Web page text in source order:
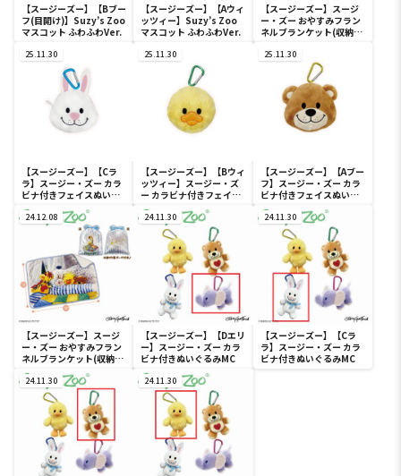
【スージーズー】【Bブー
フ(目開け)】Suzy’s Zoo
マスコット ふわふわVer.
【スージーズー】【Aウィ
ッツィー】Suzy’s Zoo
マスコット ふわふわVer.
【スージーズー】スージ
ー・ズー おやすみフラン
ネルブランケット(収納巾
25.11.30
【スージーズー】【Cラ
ラ】スージー・ズー カラ
ビナ付きフェイスぬいぐ
るみポーチ
25.11.30
【スージーズー】【Bウィ
ッツィー】スージー・ズ
ー カラビナ付きフェイス
ぬいぐるみポーチ
25.11.30
【スージーズー】【Aブー
フ】スージー・ズー カラ
ビナ付きフェイスぬいぐ
るみポーチ
24.12.08
【スージーズー】スージ
ー・ズー おやすみフラン
ネルブランケット(収納巾
着ポーチ付き)
24.11.30
【スージーズー】【Dエリ
ー】スージー・ズー カラ
ビナ付きぬいぐるみMC
24.11.30
【スージーズー】【Cラ
ラ】スージー・ズー カラ
ビナ付きぬいぐるみMC
24.11.30 24.11.30